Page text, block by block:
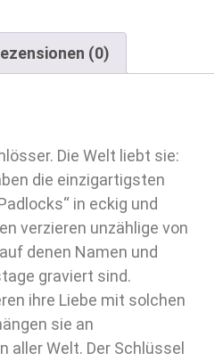
(0)
Die Welt liebt sie:
die einzigartigsten
in eckig und
verzieren unzählige von
denen Namen und
graviert sind.
ihre Liebe mit solchen
sie an
aller Welt. Der Schlüssel